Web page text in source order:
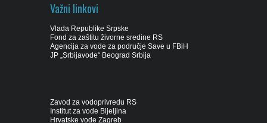
Važni linkovi
Vlada Republike Srpske
Fond za zaštitu živorne sredine RS
Agencija za vode za područje Save u FBiH
JP „Srbijavode“ Beograd Srbija
Zavod za vodoprivredu RS
Institut za vode Bijeljina
Hrvatske vode Zagreb